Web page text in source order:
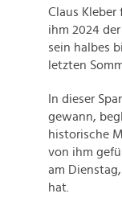
Claus
ihm 2024
sein halbes
letzten
In dieser
gewann,
historische
von ihm
am
hat.